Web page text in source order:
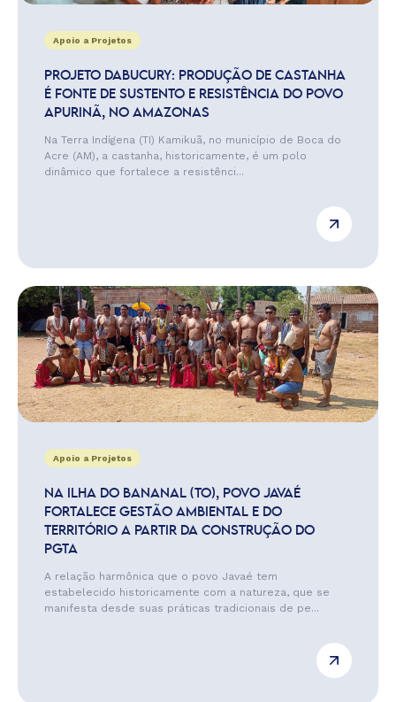
Apoio a Projetos
PROJETO DABUCURY: PRODUÇÃO DE CASTANHA
É FONTE DE SUSTENTO E RESISTÊNCIA DO POVO
APURINÃ, NO AMAZONAS
Na Terra Indígena (TI) Kamikuã, no município de Boca do
Acre (AM), a castanha, historicamente, é um polo
dinâmico que fortalece a resistênci...
Apoio a Projetos
NA ILHA DO BANANAL (TO), POVO JAVAÉ
FORTALECE GESTÃO AMBIENTAL E DO
TERRITÓRIO A PARTIR DA CONSTRUÇÃO DO
PGTA
A relação harmônica que o povo Javaé tem
estabelecido historicamente com a natureza, que se
manifesta desde suas práticas tradicionais de pe...